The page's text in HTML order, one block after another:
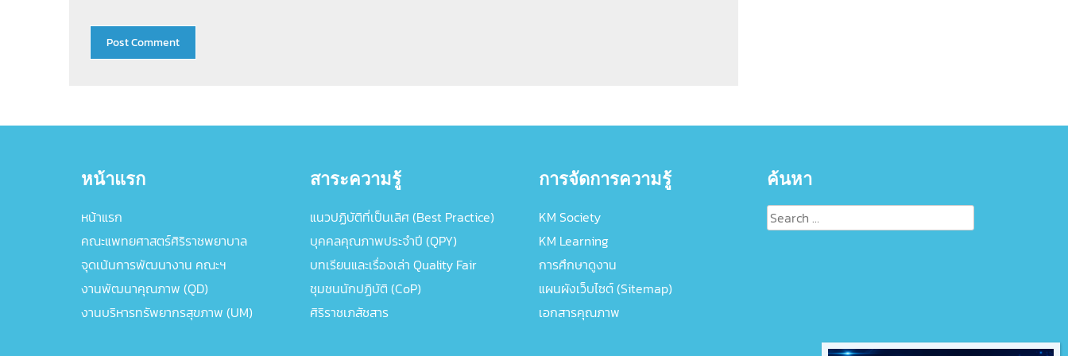
หน้าแรก
หน้าแรก
คณะแพทยศาสตร์ศิริราชพยาบาล
จุดเน้นการพัฒนางาน คณะฯ
งานพัฒนาคุณภาพ (QD)
งานบริหารทรัพยากรสุขภาพ (UM)
สาระความรู้
แนวปฏิบัติที่เป็นเลิศ (Best Practice)
บุคคลคุณภาพประจำปี (QPY)
บทเรียนและเรื่องเล่า Quality Fair
ชุมชนนักปฏิบัติ (CoP)
ศิริราชเภสัชสาร
การจัดการความรู้
KM Society
KM Learning
การศึกษาดูงาน
แผนผังเว็บไซต์ (Sitemap)
เอกสารคุณภาพ
ค้นหา
Search
for: